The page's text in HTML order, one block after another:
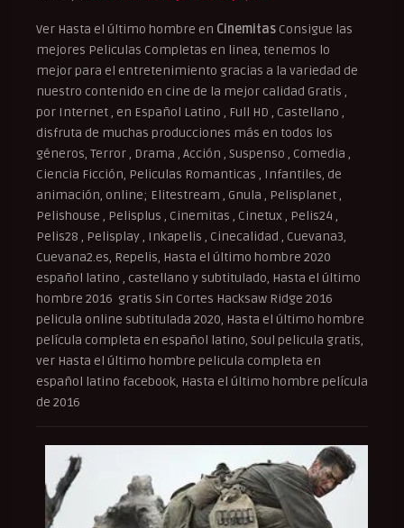
Ver Hasta el último hombre en Cinemitas Consigue las
mejores Peliculas Completas en linea, tenemos lo
mejor para el entretenimiento gracias a la variedad de
nuestro contenido en cine de la mejor calidad Gratis ,
por Internet , en Español Latino , Full HD , Castellano ,
disfruta de muchas producciones más en todos los
géneros, Terror , Drama , Acción , Suspenso , Comedia ,
Ciencia Ficción, Peliculas Romanticas , Infantiles, de
animación, online; Elitestream , Gnula , Pelisplanet ,
Pelishouse , Pelisplus , Cinemitas , Cinetux , Pelis24 ,
Pelis28 , Pelisplay , Inkapelis , Cinecalidad , Cuevana3,
Cuevana2.es, Repelis, Hasta el último hombre 2020
español latino , castellano y subtitulado, Hasta el último
hombre 2016 gratis Sin Cortes Hacksaw Ridge 2016
pelicula online subtitulada 2020, Hasta el último hombre
película completa en español latino, Soul pelicula gratis,
ver Hasta el último hombre pelicula completa en
español latino facebook, Hasta el último hombre película
de 2016